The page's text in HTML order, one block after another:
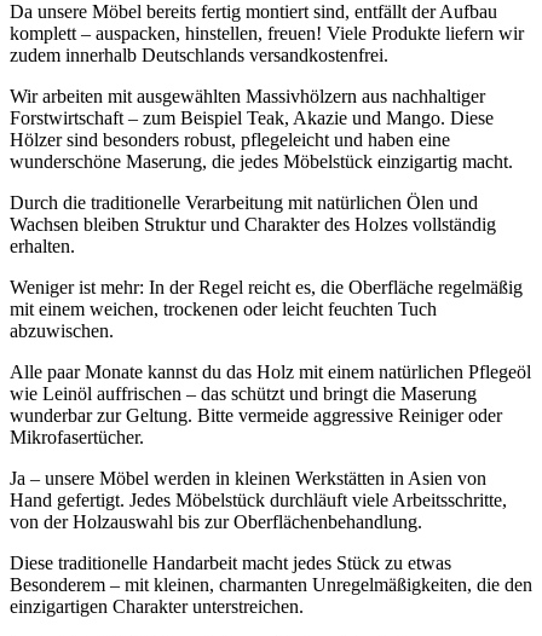
Da unsere Möbel bereits fertig montiert sind, entfällt der Aufbau
komplett – auspacken, hinstellen, freuen! Viele Produkte liefern wir
zudem innerhalb Deutschlands versandkostenfrei.
Wir arbeiten mit ausgewählten Massivhölzern aus nachhaltiger
Forstwirtschaft – zum Beispiel Teak, Akazie und Mango. Diese
Hölzer sind besonders robust, pflegeleicht und haben eine
wunderschöne Maserung, die jedes Möbelstück einzigartig macht.
Durch die traditionelle Verarbeitung mit natürlichen Ölen und
Wachsen bleiben Struktur und Charakter des Holzes vollständig
erhalten.
Weniger ist mehr: In der Regel reicht es, die Oberfläche regelmäßig
mit einem weichen, trockenen oder leicht feuchten Tuch
abzuwischen.
Alle paar Monate kannst du das Holz mit einem natürlichen Pflegeöl
wie Leinöl auffrischen – das schützt und bringt die Maserung
wunderbar zur Geltung. Bitte vermeide aggressive Reiniger oder
Mikrofasertücher.
Ja – unsere Möbel werden in kleinen Werkstätten in Asien von
Hand gefertigt. Jedes Möbelstück durchläuft viele Arbeitsschritte,
von der Holzauswahl bis zur Oberflächenbehandlung.
Diese traditionelle Handarbeit macht jedes Stück zu etwas
Besonderem – mit kleinen, charmanten Unregelmäßigkeiten, die den
einzigartigen Charakter unterstreichen.